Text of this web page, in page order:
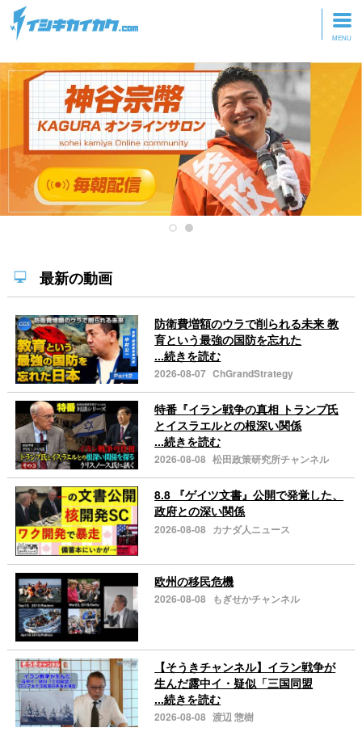
トップページ
動画を見る
記事を読む
セミナーに参加
研修・ツアーに参加
最新の動画
防衛費増額のウラで削られる未来 教
育という最強の国防を忘れた
...続きを読む
2026-08-07 ChGrandStrategy
特番『イラン戦争の真相 トランプ氏
とイスラエルとの根深い関係
...続きを読む
2026-08-08 松田政策研究所チャンネル
8.8 『ゲイツ文書』公開で発覚した、
政府との深い関係
2026-08-08 カナダ人ニュース
欧州の移民危機
2026-08-08 もぎせかチャンネル
【そうきチャンネル】イラン戦争が
生んだ露中イ・疑似「三国同盟
...続きを読む
2026-08-08 渡辺 惣樹